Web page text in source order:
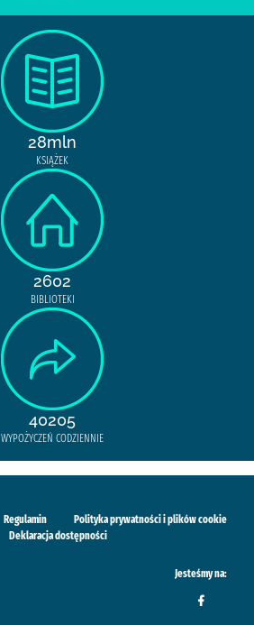
28mln
KSIĄŻEK
2602
BIBLIOTEKI
40205
WYPOŻYCZEŃ CODZIENNIE
Regulamin
Polityka prywatności i plików cookie
Deklaracja dostępności
Jesteśmy na: